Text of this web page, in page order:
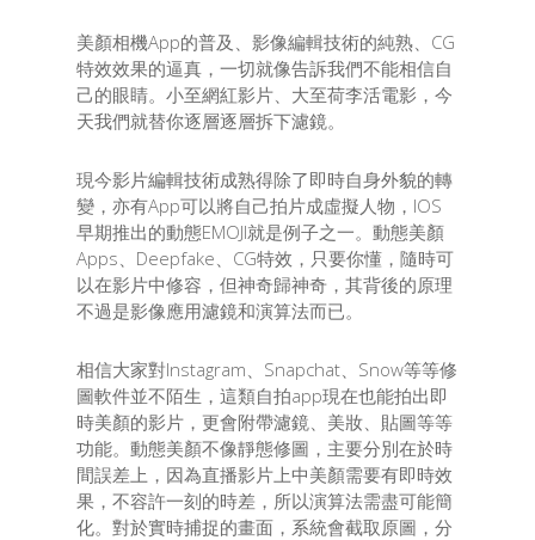
美顏相機App的普及、影像編輯技術的純熟、CG
特效效果的逼真，一切就像告訴我們不能相信自
己的眼睛。小至網紅影片、大至荷李活電影，今
天我們就替你逐層逐層拆下濾鏡。
現今影片編輯技術成熟得除了即時自身外貌的轉
變，亦有App可以將自己拍片成虛擬人物，IOS
早期推出的動態EMOJI就是例子之一。動態美顏
Apps、Deepfake、CG特效，只要你懂，隨時可
以在影片中修容，但神奇歸神奇，其背後的原理
不過是影像應用濾鏡和演算法而已。
相信大家對Instagram、Snapchat、Snow等等修
圖軟件並不陌生，這類自拍app現在也能拍出即
時美顏的影片，更會附帶濾鏡、美妝、貼圖等等
功能。動態美顏不像靜態修圖，主要分別在於時
間誤差上，因為直播影片上中美顏需要有即時效
果，不容許一刻的時差，所以演算法需盡可能簡
化。對於實時捕捉的畫面，系統會截取原圖，分